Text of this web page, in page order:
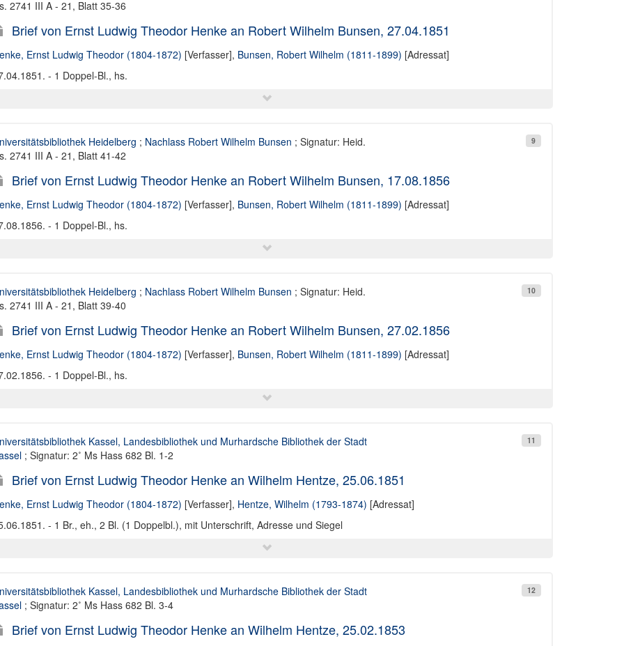
2741 III A - 21, Blatt 35-36
Brief von Ernst Ludwig Theodor Henke an Robert Wilhelm Bunsen, 27.04.1851
Ernst Ludwig Theodor (1804-1872) [Verfasser], Bunsen, Robert Wilhelm (1811-1899) [Adressat]
- 1 Doppel-Bl., hs.
9
Heidelberg ; Nachlass Robert Wilhelm Bunsen ; Signatur: Heid.
2741 III A - 21, Blatt 41-42
Brief von Ernst Ludwig Theodor Henke an Robert Wilhelm Bunsen, 17.08.1856
Ernst Ludwig Theodor (1804-1872) [Verfasser], Bunsen, Robert Wilhelm (1811-1899) [Adressat]
- 1 Doppel-Bl., hs.
10
Heidelberg ; Nachlass Robert Wilhelm Bunsen ; Signatur: Heid.
2741 III A - 21, Blatt 39-40
Brief von Ernst Ludwig Theodor Henke an Robert Wilhelm Bunsen, 27.02.1856
Ernst Ludwig Theodor (1804-1872) [Verfasser], Bunsen, Robert Wilhelm (1811-1899) [Adressat]
- 1 Doppel-Bl., hs.
11
Kassel, Landesbibliothek und Murhardsche Bibliothek der Stadt
; Signatur: 2˚ Ms Hass 682 Bl. 1-2
Brief von Ernst Ludwig Theodor Henke an Wilhelm Hentze, 25.06.1851
Ernst Ludwig Theodor (1804-1872) [Verfasser], Hentze, Wilhelm (1793-1874) [Adressat]
- 1 Br., eh., 2 Bl. (1 Doppelbl.), mit Unterschrift, Adresse und Siegel
12
Kassel, Landesbibliothek und Murhardsche Bibliothek der Stadt
; Signatur: 2˚ Ms Hass 682 Bl. 3-4
Brief von Ernst Ludwig Theodor Henke an Wilhelm Hentze, 25.02.1853